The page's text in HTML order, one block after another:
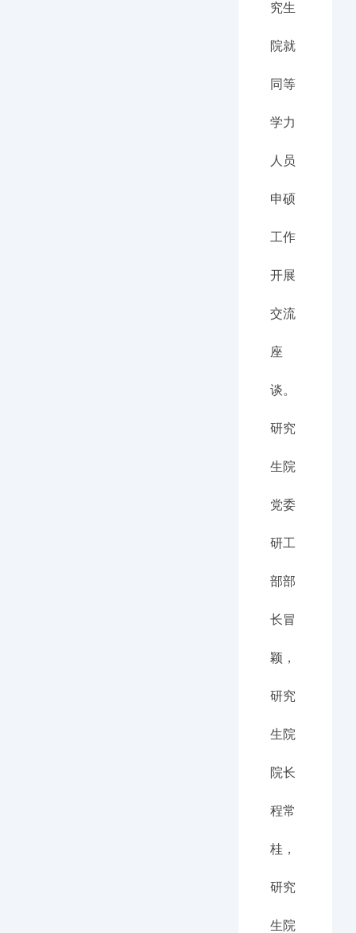
究生
院就
同等
学力
人员
申硕
工作
开展
交流
座
谈。
研究
生院
党委
研工
部部
长冒
颖，
研究
生院
院长
程常
桂，
研究
生院